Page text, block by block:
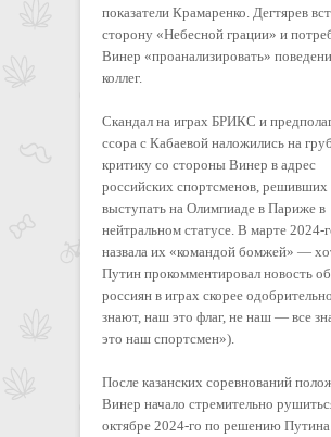
показатели Крамаренко. Дегтярев
сторону «Небесной грации» и
Винер «проанализировать»
коллег.
Скандал на играх БРИКС и
ссора с Кабаевой наложились на
критику со стороны Винер в адрес
российских спортсменов, решивших
выступать на Олимпиаде в Париже в
нейтральном статусе. В марте 2024-
назвала их «командой бомжей» —
Путин прокомментировал новость
россиян в играх скорее
знают, наш это флаг, не наш — все
это наш спортсмен»).
После казанских соревнований
Винер начало стремительно
октябре 2024-го по решению Путина